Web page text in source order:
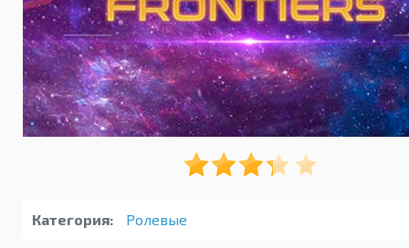
Категория: Ролевые